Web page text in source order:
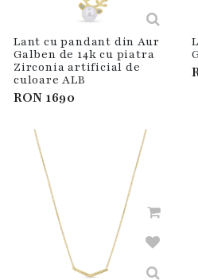
Lant cu pandant din Aur
Galben de 14k cu piatra
Zirconia artificial de
culoare ALB
RON1690